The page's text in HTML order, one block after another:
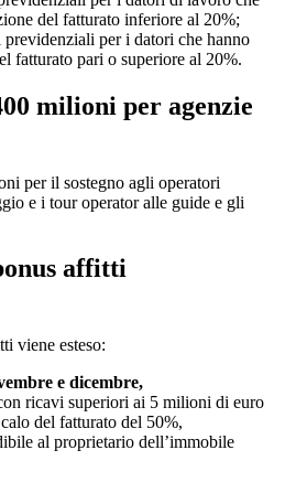
del fatturato inferiore al 20%;
per i datori che hanno
fatturato pari o superiore al 20%.
milioni per agenzie
per il sostegno agli operatori
e i tour operator alle guide e gli
affitti
viene esteso:
e dicembre,
ricavi superiori ai 5 milioni di euro
del fatturato del 50%,
al proprietario dell’immobile